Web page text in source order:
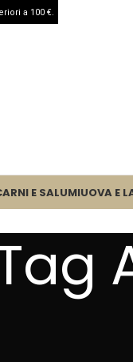
E SALUMIUOVA E
a 100 €.